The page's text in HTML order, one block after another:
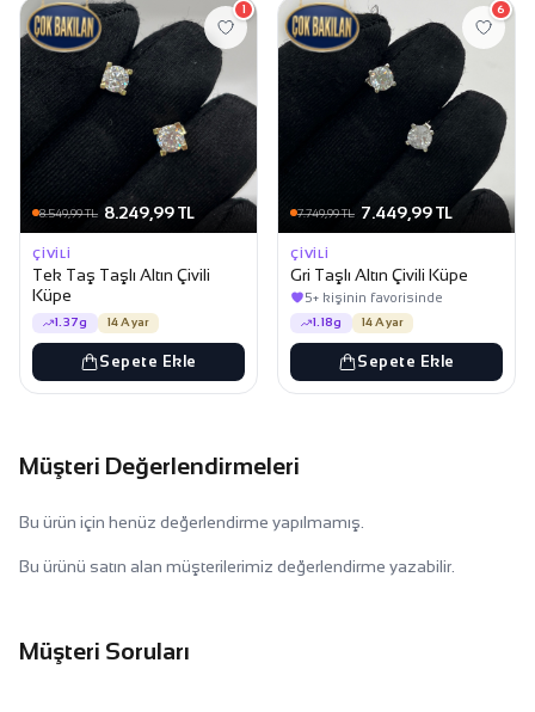
8.549,99 TL 8.249,99 TL
1
ÇIVILI
Tek Taş Taşlı Altın Çivili
Küpe
1.37g 14 Ayar
Sepete Ekle
7.749,99 TL 7.449,99 TL
6
ÇIVILI
Gri Taşlı Altın Çivili Küpe
5+ kişinin favorisinde
1.18g 14 Ayar
Sepete Ekle
Müşteri Değerlendirmeleri
Bu ürün için henüz değerlendirme yapılmamış.
Bu ürünü satın alan müşterilerimiz değerlendirme yazabilir.
Müşteri Soruları